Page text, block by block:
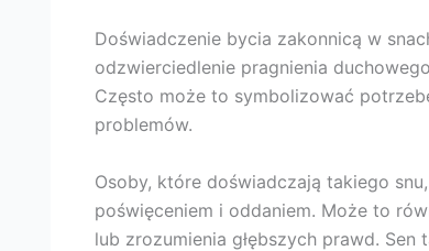
Doświadczenie bycia zakonnicą w
odzwierciedlenie pragnienia
Często może to symbolizować
problemów.
Osoby, które doświadczają takiego
poświęceniem i oddaniem. Może to
lub zrozumienia głębszych prawd.